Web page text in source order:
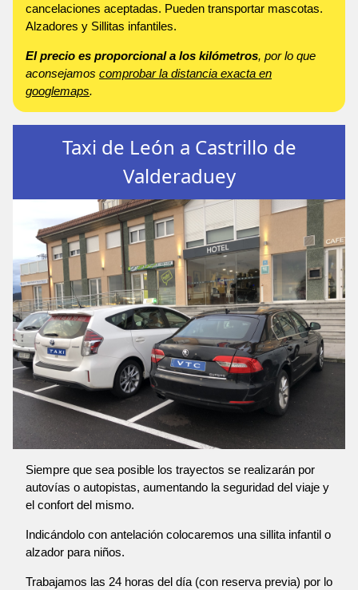
cancelaciones aceptadas. Pueden transportar mascotas.
Alzadores y Sillitas infantiles.
El precio es proporcional a los kilómetros, por lo que
aconsejamos comprobar la distancia exacta en
googlemaps.
Taxi de León a Castrillo de
Valderaduey
Siempre que sea posible los trayectos se realizarán por
autovías o autopistas, aumentando la seguridad del viaje y
el confort del mismo.
Indicándolo con antelación colocaremos una sillita infantil o
alzador para niños.
Trabajamos las 24 horas del día (con reserva previa) por lo